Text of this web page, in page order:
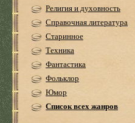
Религия и духовность
Справочная литература
Старинное
Техника
Фантастика
Фольклор
Юмор
Список всех жанров